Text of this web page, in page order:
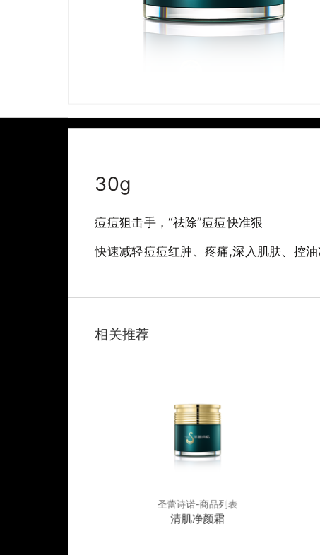
30g
痘痘狙击手，“祛除”痘痘快准狠
快速减轻痘痘红肿、疼痛,深入肌肤、控
相关推荐
圣蕾诗诺-商品列表
清肌净颜霜